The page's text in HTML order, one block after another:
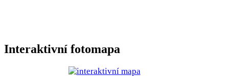
Interaktivní fotomapa